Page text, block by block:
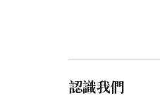
認識我們